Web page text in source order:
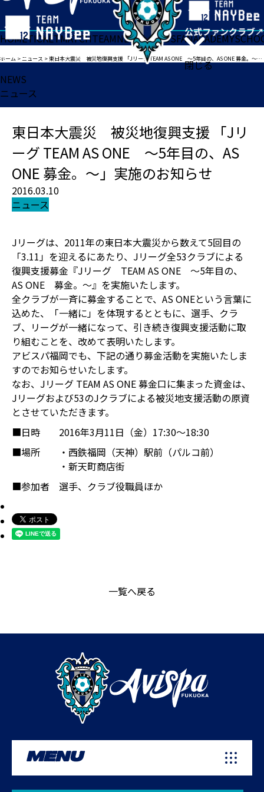
閉じる
HOMETICKETMATCHTEAMNEWSGOODSFANACADEMY
ホーム >ニュース >東日本大震災 被災地復興支援 「Jリーグ TEAM AS ONE ～5年目の、AS ONE 募金。～」実施のお知らせ
NEWS
ニュース
東日本大震災 被災地復興支援 「Jリ
ーグ TEAM AS ONE ～5年目の、AS
ONE 募金。～」実施のお知らせ
2016.03.10
ニュース
Jリーグは、2011年の東日本大震災から数えて5回目の
「3.11」を迎えるにあたり、Jリーグ全53クラブによる
復興支援募金『Jリーグ TEAM AS ONE ～5年目の、
AS ONE 募金。～』を実施いたします。
全クラブが一斉に募金することで、AS ONEという言葉に
込めた、「一緒に」を体現するとともに、選手、クラ
ブ、リーグが一緒になって、引き続き復興支援活動に取
り組むことを、改めて表明いたします。
アビスパ福岡でも、下記の通り募金活動を実施いたしま
すのでお知らせいたします。
なお、Jリーグ TEAM AS ONE 募金口に集まった資金は、
Jリーグおよび53のJクラブによる被災地支援活動の原資
とさせていただきます。
■日時
2016年3月11日（金）17:30～18:30
■場所
・西鉄福岡（天神）駅前（パルコ前）
・新天町商店街
■参加者
選手、クラブ役職員ほか
一覧へ戻る
MENU